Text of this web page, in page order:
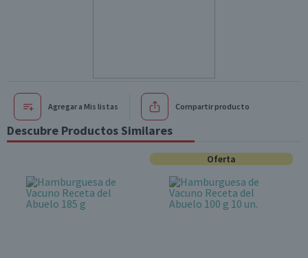
Agregar a Mis listas Compartir producto
Descubre Productos Similares
Oferta